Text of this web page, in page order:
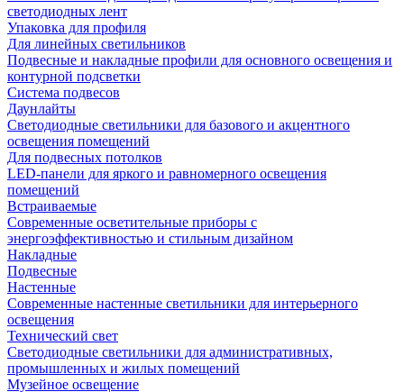
светодиодных лент
Упаковка для профиля
Для линейных светильников
Подвесные и накладные профили для основного освещения и
контурной подсветки
Система подвесов
Даунлайты
Светодиодные светильники для базового и акцентного
освещения помещений
Для подвесных потолков
LED-панели для яркого и равномерного освещения
помещений
Встраиваемые
Современные осветительные приборы с
энергоэффективностью и стильным дизайном
Накладные
Подвесные
Настенные
Современные настенные светильники для интерьерного
освещения
Технический свет
Светодиодные светильники для административных,
промышленных и жилых помещений
Музейное освещение